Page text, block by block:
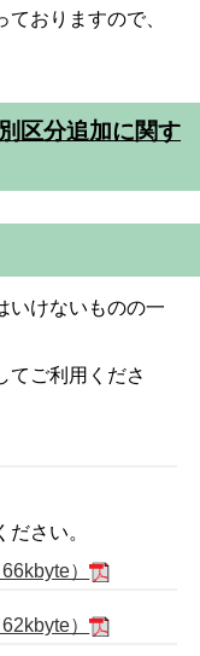
ておりますので、
区分追加に関す
いけないものの一
てご利用くださ
さい。
）
）